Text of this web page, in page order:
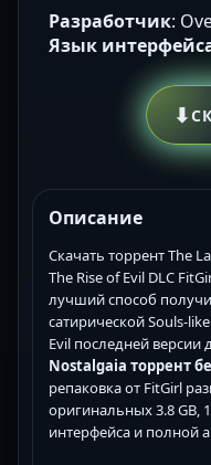
Разработчик:
Язык
⬇
Описание
Скачать торрент The
The Rise of Evil DLC
лучший способ
сатирической Souls-
Evil последней версии
Nostalgaia торрент
репаковка от FitGirl
оригинальных 3.8 GB,
интерфейса и полной